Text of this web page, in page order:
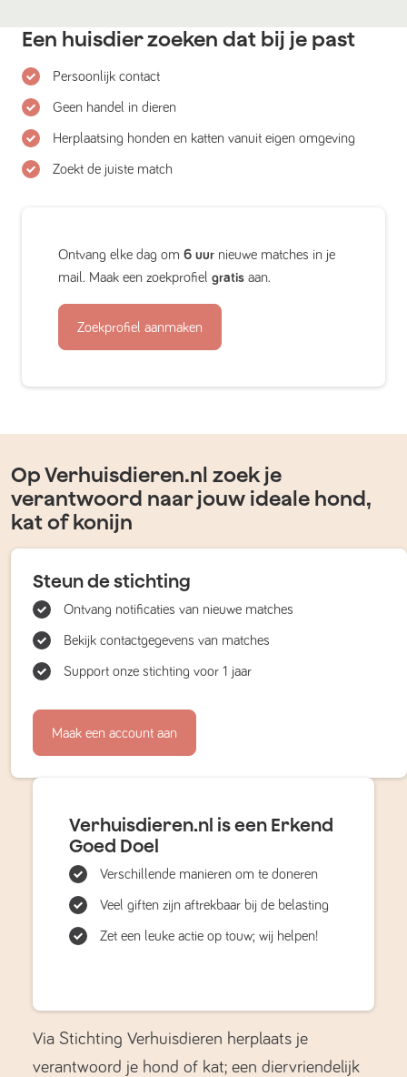
Een huisdier zoeken dat bij je past
Persoonlijk contact
Geen handel in dieren
Herplaatsing honden en katten vanuit eigen omgeving
Zoekt de juiste match
Ontvang elke dag om 6 uur nieuwe matches in je
mail. Maak een zoekprofiel gratis aan.
Zoekprofiel aanmaken
Op Verhuisdieren.nl zoek je
verantwoord naar jouw ideale hond,
kat of konijn
Steun de stichting
Ontvang notificaties van nieuwe matches
Bekijk contactgegevens van matches
Support onze stichting voor 1 jaar
Maak een account aan
Verhuisdieren.nl is een Erkend
Goed Doel
Verschillende manieren om te doneren
Veel giften zijn aftrekbaar bij de belasting
Zet een leuke actie op touw; wij helpen!
Via Stichting Verhuisdieren herplaats je
verantwoord je hond of kat; een diervriendelijk